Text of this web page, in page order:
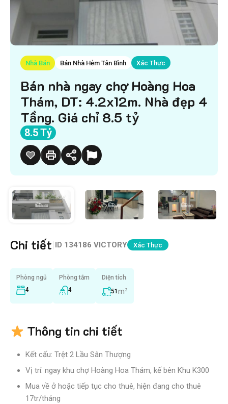
Nhà Bán Bán Nhà Hẻm Tân Bình Xác Thực
Bán nhà ngay chợ Hoàng Hoa
Thám, DT: 4.2x12m. Nhà đẹp 4
Tầng. Giá chỉ 8.5 tỷ
8.5 Tỷ
Chi tiết ID 134186 VICTORY Xác Thực
Phòng ngủ
4
Phòng tắm
4
Diện tích
51m²
Thông tin chi tiết
Kết cấu: Trệt 2 Lầu Sân Thượng
Vị trí: ngay khu chợ Hoàng Hoa Thám, kế bên Khu K300
Mua về ở hoặc tiếp tục cho thuê, hiện đang cho thuê
17tr/tháng